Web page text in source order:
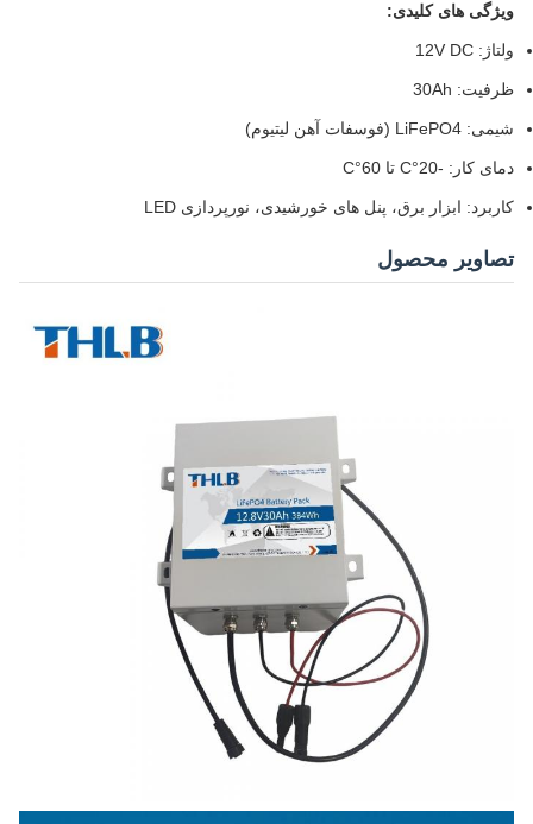
ویژگی های کلیدی:
ولتاژ: 12V DC
ظرفیت: 30Ah
شیمی: LiFePO4 (فوسفات آهن لیتیوم)
دمای کار: -20°C تا 60°C
کاربرد: ابزار برق، پنل های خورشیدی، نورپردازی LED
تصاویر محصول